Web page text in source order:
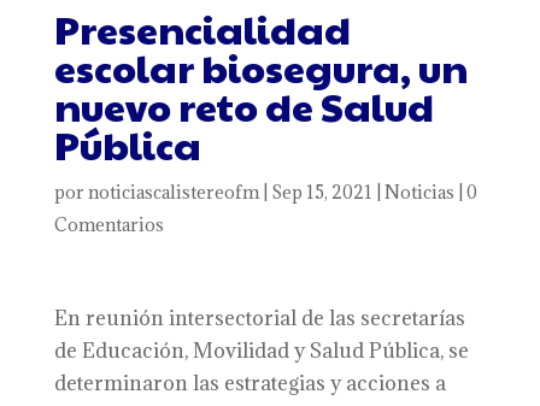
Presencialidad
escolar biosegura, un
nuevo reto de Salud
Pública
por noticiascalistereofm| Sep 15, 2021 Noticias 0
Comentarios
En reunión intersectorial de las secretarías
de Educación, Movilidad y Salud Pública, se
determinaron las estrategias y acciones a